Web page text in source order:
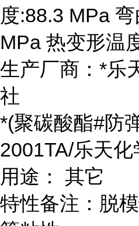
度:88.3 MPa
MPa 热变形温
生产厂商：*乐
社
*(聚碳酸酯#防
2001TA/乐天化
用途： 其它
特性备注：脱